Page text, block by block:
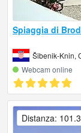
Spiaggia di
Šibenik-Knin,
Webcam online
Distanza: